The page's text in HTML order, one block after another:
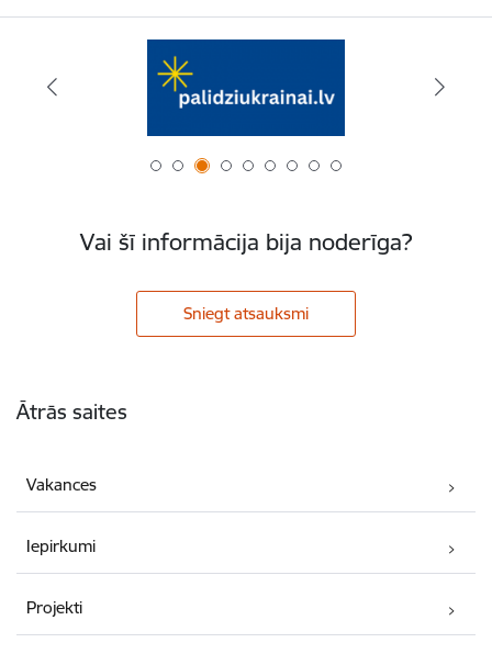
Vai šī informācija bija noderīga?
Sniegt atsauksmi
Ātrās saites
Vakances
Iepirkumi
Projekti